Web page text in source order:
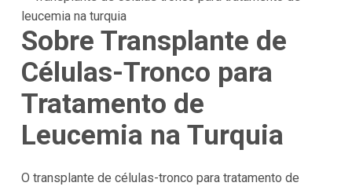
Sobre Transplante de
Células-Tronco para
Tratamento de
Leucemia na Turquia
O transplante de células-tronco para tratamento de